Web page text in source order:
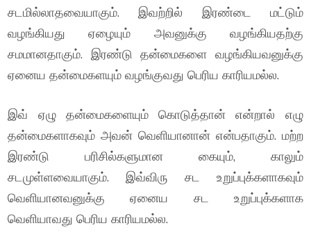
சடமில்லாதவையாகும். இவற்றில் இரண்டை மட்டும்
வழங்கியது ஏழையும் அவனுக்கு வழங்கியதற்கு
சமமானதாகும். இரண்டு தன்மைகளை வழங்கியவனுக்கு
ஏனைய தன்மைகளயும் வழங்குவது பெரிய காரியமல்ல.
இவ் ஏழு தன்மைகளையும் கொடுத்தான் என்றால் எழு
தன்மைகளாகவும் அவன் வெளியானான் என்பதாகும். மற்ற
இரண்டு பரிசில்களுமான கையும், காலும்
சடமுள்ளவையாகும். இவ்விரு சட உறுப்புக்களாகவும்
வெளியானவனுக்கு ஏனைய சட உறுப்புக்களாக
வெளியாவது பெரிய காரியமல்ல.